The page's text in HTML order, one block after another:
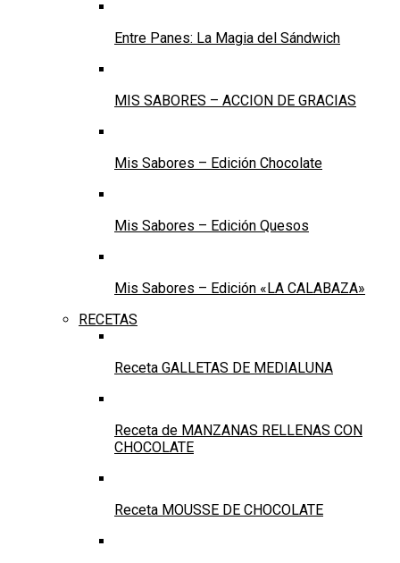
Entre Panes: La Magia del Sándwich
MIS SABORES – ACCION DE GRACIAS
Mis Sabores – Edición Chocolate
Mis Sabores – Edición Quesos
Mis Sabores – Edición «LA CALABAZA»
RECETAS
Receta GALLETAS DE MEDIALUNA
Receta de MANZANAS RELLENAS CON
CHOCOLATE
Receta MOUSSE DE CHOCOLATE